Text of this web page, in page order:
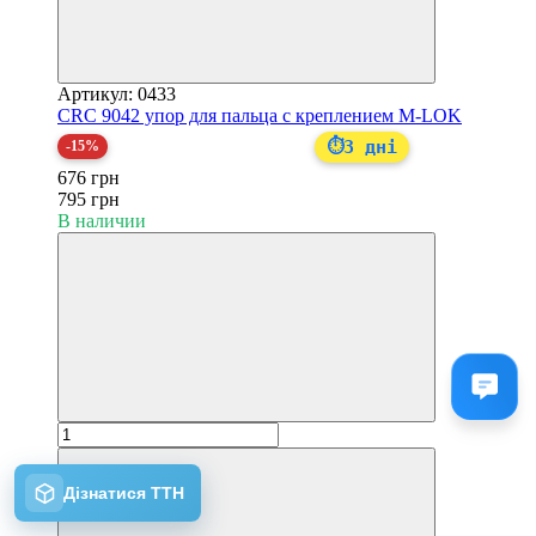
Артикул: 0433
CRC 9042 упор для пальца с креплением M-LOK
-15% ⏱3 дні
676 грн
795 грн
В наличии